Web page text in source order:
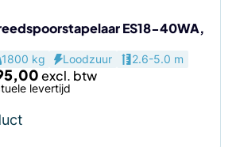
ES18-40WA,
1800 kg Loodzuur 2.6-5.0 m
levertijd